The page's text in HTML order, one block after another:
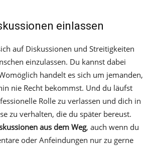
einlassen
auf Diskussionen und Streitigkeiten
einzulassen. Du kannst dabei
handelt es sich um jemanden,
nie Recht bekommst. Und du läufst
Rolle zu verlassen und dich in
zu verhalten, die du später bereust.
aus dem Weg, auch wenn du
oder Anfeindungen nur zu gerne